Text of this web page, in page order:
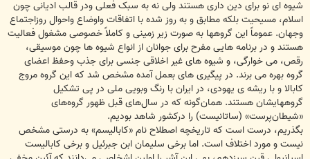
شیوه ای نو برای دین داری هستند ولی نه به سبک فعلی ودر قالب ادیانی چون
اسلام، مسیحیت بلکه مطابق و به روز شده با اتفاقات واوضاع واحوال روزاجتماع
وجهان. عموماً این گروهها به صورت زیر زمینی و کاملاً خصوصی مشغول فعالیت
هستند و در برنامه هایی مفرح برای جوانان از انواع شیوه ها چون موسیقی،
رقص، می خوارگی، و شیوه های غیر اخلاقی جنسی برای جذب وحفظ اعضای
گروه بهره می برند. در پیگیری های بعمل آمده مشخص شد که این گروه مروج
کابالا و با ریشه ی یهودی، در ایران با رنگ وبویی ملی در پی تشکیل
گروههایشان هستند. همان‌گونه که در سال‌های قبل ظهور گروه‌های
«شیطان‌پرست» (ساتانیست) را درکشور شاهد بودیم.
بگذریم، درست است که تاریخچه اصطلاح نام «کابالیسم» به درستی مشخص
نیست و مورد اختلاف است. اما برخی سلیمان ابن جبرئیل و برخی کابالیست